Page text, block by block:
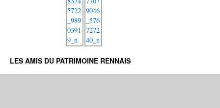
LES AMIS DU PATRIMOINE RENNAIS